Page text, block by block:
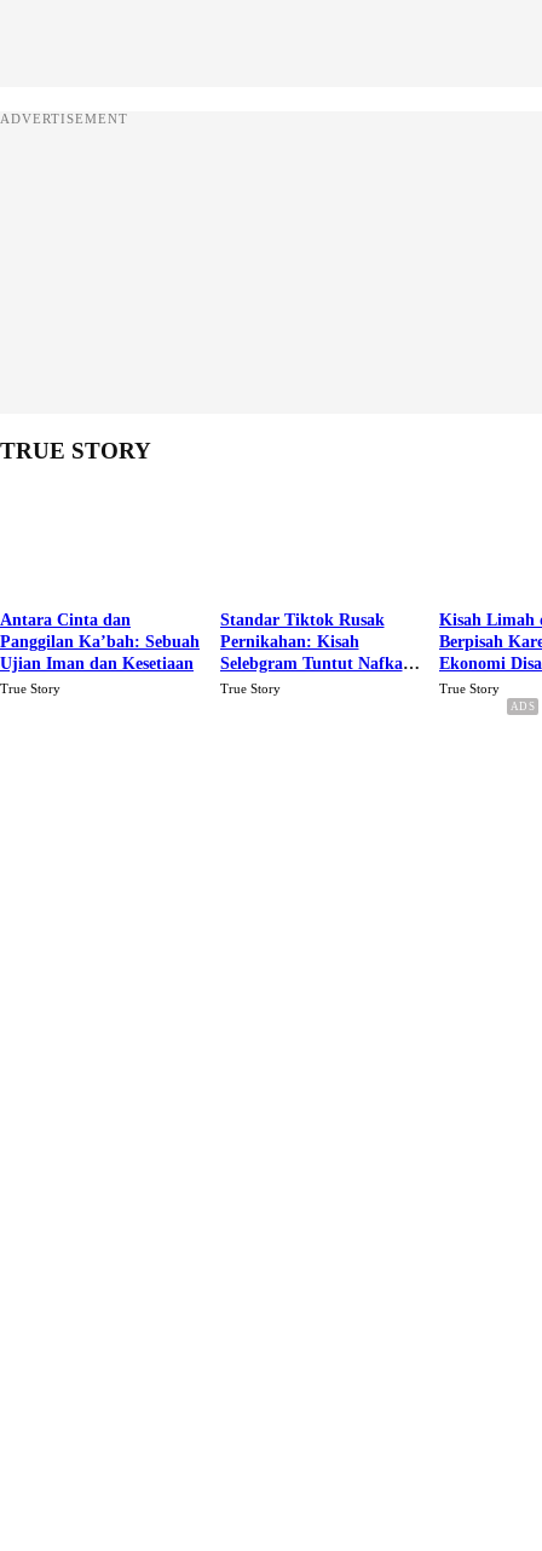
ADVERTISEMENT
TRUE STORY
Antara Cinta dan
Panggilan Ka’bah: Sebuah
Ujian Iman dan Kesetiaan
True Story
Standar Tiktok Rusak
Pernikahan: Kisah
Selebgram Tuntut Nafkah
Rp.15 Juta Perbulan
True Story
Kisah Limah
Berpisah
Ekonomi
Karena Cinta
True Story